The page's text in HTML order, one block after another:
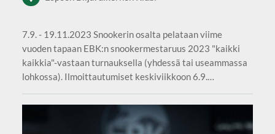
7.9. - 19.11.2023 Snookerin osalta pelataan viime
vuoden tapaan EBK:n snookermestaruus 2023 "kaikki
kaikkia"-vastaan turnauksella (yhdessä tai useammassa
lohkossa). Ilmoittautumiset keskiviikkoon 6.9.…